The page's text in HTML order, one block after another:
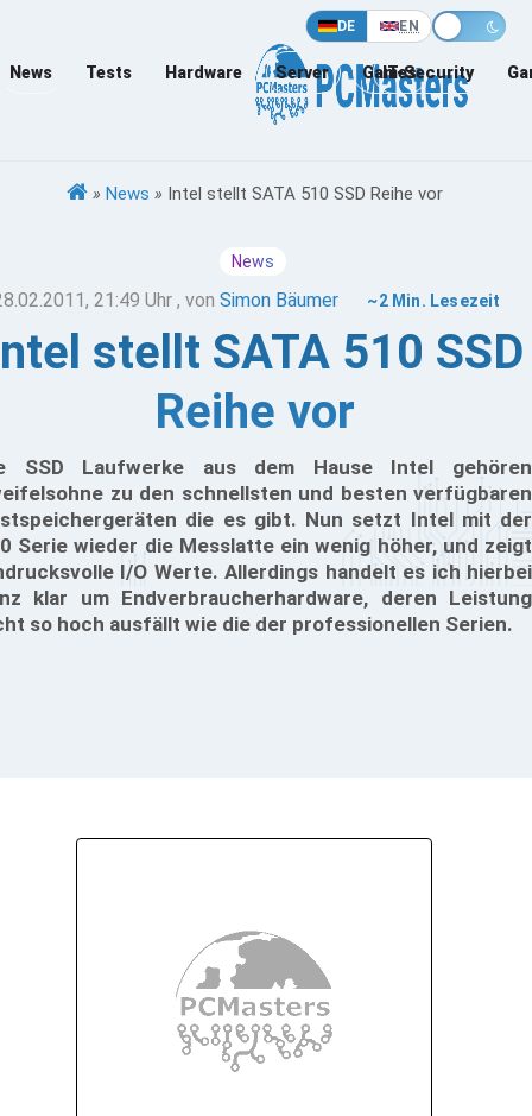
DE EN
News Tests Hardware Server Games
IT-Security
» News » Intel stellt SATA 510 SSD Reihe vor
News
21:49 Uhr , vonSimon Bäumer ~2 Min. Lesezeit
stellt SATA 510 SSD
Reihe vor
SSD Laufwerke aus dem Hause Intel gehören
zu den schnellsten und besten verfügbaren
die es gibt. Nun setzt Intel mit der
Serie wieder die Messlatte ein wenig höher, und zeigt
I/O Werte. Allerdings handelt es ich hierbei
klar um Endverbraucherhardware, deren Leistung
so hoch ausfällt wie die der professionellen Serien.